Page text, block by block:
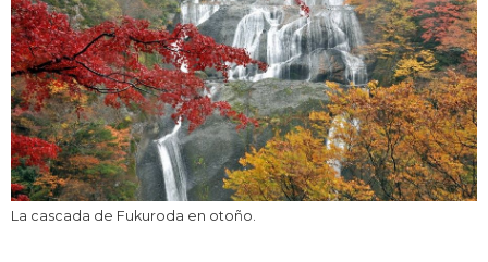
La cascada de Fukuroda en otoño.